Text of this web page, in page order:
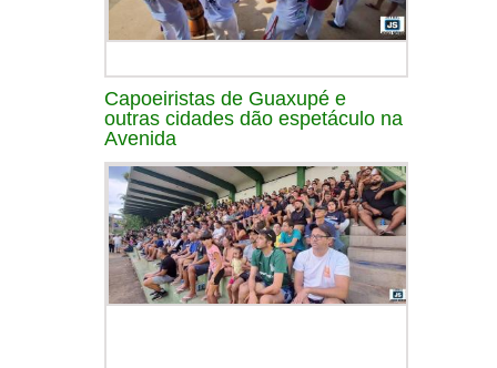
Capoeiristas de Guaxupé e
outras cidades dão espetáculo na
Avenida